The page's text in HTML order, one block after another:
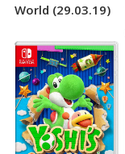
World (29.03.19)